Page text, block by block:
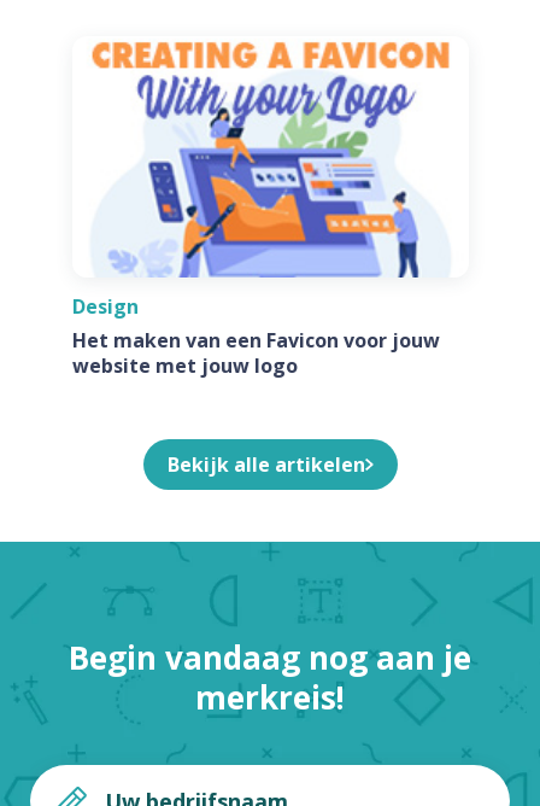
Design
Het maken van een Favicon voor jouw
website met jouw logo
Bekijk alle artikelen
Begin vandaag nog aan je
merkreis!